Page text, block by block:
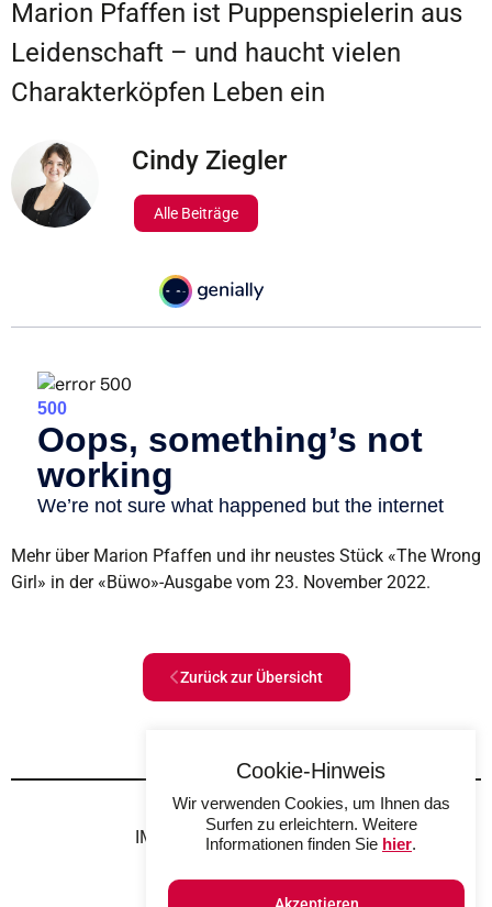
Marion Pfaffen ist Puppenspielerin aus
Leidenschaft – und haucht vielen
Charakterköpfen Leben ein
Cindy Ziegler
Alle Beiträge
Mehr über Marion Pfaffen und ihr neustes Stück «The Wrong
Girl» in der «Büwo»-Ausgabe vom 23. November 2022.
Zurück zur Übersicht
IMPRESSUMDATENSCHUTZ
Cookie-Hinweis
Wir verwenden Cookies, um Ihnen das
Surfen zu erleichtern. Weitere
Informationen finden Sie hier.